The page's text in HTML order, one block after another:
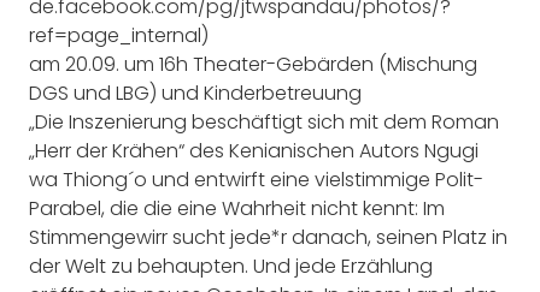
de.facebook.com/pg/jtwspandau/photos/?
ref=page_internal)
am 20.09. um 16h Theater-Gebärden (Mischung
DGS und LBG) und Kinderbetreuung
„Die Inszenierung beschäftigt sich mit dem Roman
„Herr der Krähen“ des Kenianischen Autors Ngugi
wa Thiong´o und entwirft eine vielstimmige Polit-
Parabel, die die eine Wahrheit nicht kennt: Im
Stimmengewirr sucht jede*r danach, seinen Platz in
der Welt zu behaupten. Und jede Erzählung